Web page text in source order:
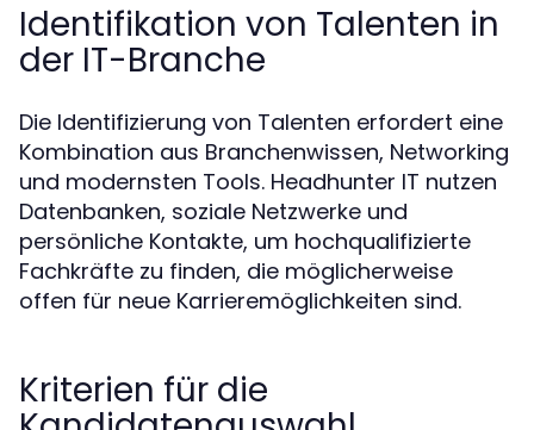
Identifikation von Talenten in
der IT-Branche
Die Identifizierung von Talenten erfordert eine
Kombination aus Branchenwissen, Networking
und modernsten Tools. Headhunter IT nutzen
Datenbanken, soziale Netzwerke und
persönliche Kontakte, um hochqualifizierte
Fachkräfte zu finden, die möglicherweise
offen für neue Karrieremöglichkeiten sind.
Kriterien für die